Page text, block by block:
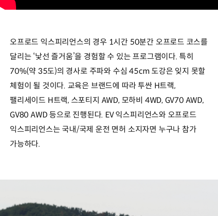
오프로드 익스피리언스의 경우 1시간 50분간 오프로드 코스를
달리는 ‘낯선 즐거움’을 경험할 수 있는 프로그램이다. 특히
70%(약 35도)의 경사로 주파와 수심 45cm 도강은 잊지 못할
체험이 될 것이다. 교육은 브랜드에 따라 투싼 H트랙,
팰리세이드 H트랙, 스포티지 AWD, 모하비 4WD, GV70 AWD,
GV80 AWD 등으로 진행된다. EV 익스피리언스와 오프로드
익스피리언스는 국내/국제 운전 면허 소지자면 누구나 참가
가능하다.